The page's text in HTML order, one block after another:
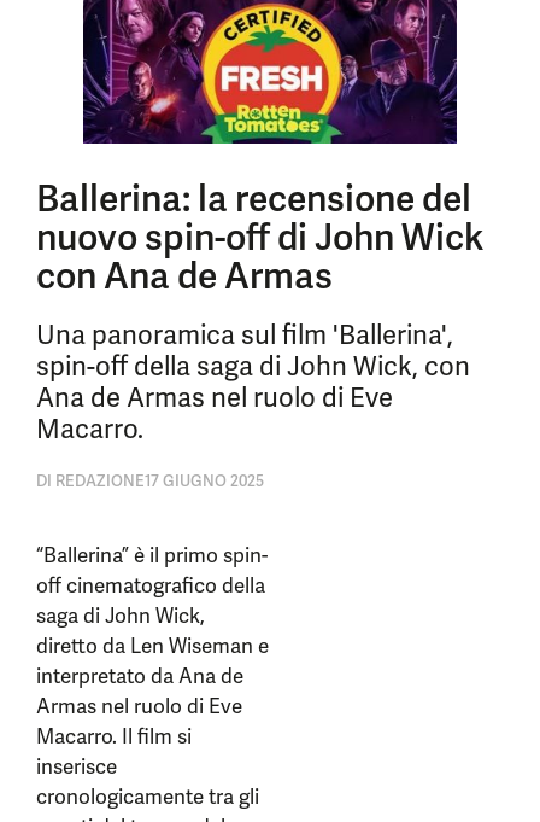
Ballerina: la recensione del
nuovo spin-off di John Wick
con Ana de Armas
Una panoramica sul film 'Ballerina',
spin-off della saga di John Wick, con
Ana de Armas nel ruolo di Eve
Macarro.
DI REDAZIONE17 GIUGNO 2025
“Ballerina” è il primo spin-
off cinematografico della
saga di John Wick,
diretto da Len Wiseman e
interpretato da Ana de
Armas nel ruolo di Eve
Macarro. Il film si
inserisce
cronologicamente tra gli